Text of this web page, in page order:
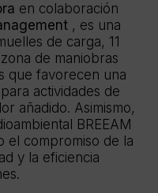
en colaboración
, es una
de carga, 11
de maniobras
que favorecen una
actividades de
añadido. Asimismo,
BREEAM
el compromiso de la
y la eficiencia